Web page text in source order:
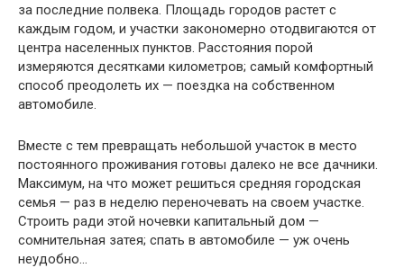
за последние полвека. Площадь городов растет с
каждым годом, и участки закономерно отодвигаются от
центра населенных пунктов. Расстояния порой
измеряются десятками километров; самый комфортный
способ преодолеть их — поездка на собственном
автомобиле.
Вместе с тем превращать небольшой участок в место
постоянного проживания готовы далеко не все дачники.
Максимум, на что может решиться средняя городская
семья — раз в неделю переночевать на своем участке.
Строить ради этой ночевки капитальный дом —
сомнительная затея; спать в автомобиле — уж очень
неудобно…